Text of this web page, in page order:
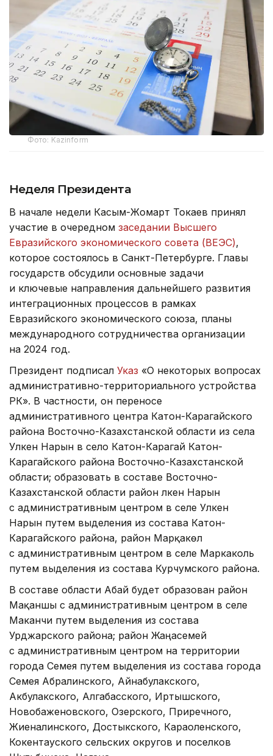
Фото: Kazinform
Неделя Президента
В начале недели Касым-Жомарт Токаев принял
участие в очередном заседании Высшего
Евразийского экономического совета (ВЕЭС),
которое состоялось в Санкт-Петербурге. Главы
государств обсудили основные задачи
и ключевые направления дальнейшего развития
интеграционных процессов в рамках
Евразийского экономического союза, планы
международного сотрудничества организации
на 2024 год.
Президент подписал Указ «О некоторых вопросах
административно-территориального устройства
РК». В частности, он переносе
административного центра Катон-Карагайского
района Восточно-Казахстанской области из села
Улкен Нарын в село Катон-Карагай Катон-
Карагайского района Восточно-Казахстанской
области; образовать в составе Восточно-
Казахстанской области район Үлкен Нарын
с административным центром в селе Улкен
Нарын путем выделения из состава Катон-
Карагайского района, район Марқакөл
с административным центром в селе Маркаколь
путем выделения из состава Курчумского района.
В составе области Абай будет образован район
Мақаншы с административным центром в селе
Маканчи путем выделения из состава
Урджарского района; район Жаңасемей
с административным центром на территории
города Семея путем выделения из состава города
Семея Абралинского, Айнабулакского,
Акбулакского, Алгабасского, Иртышского,
Новобаженовского, Озерского, Приречного,
Жиеналинского, Достыкского, Караоленского,
Кокентауского сельских округов и поселков